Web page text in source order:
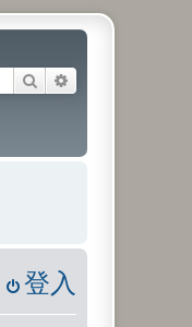
搜尋
登入